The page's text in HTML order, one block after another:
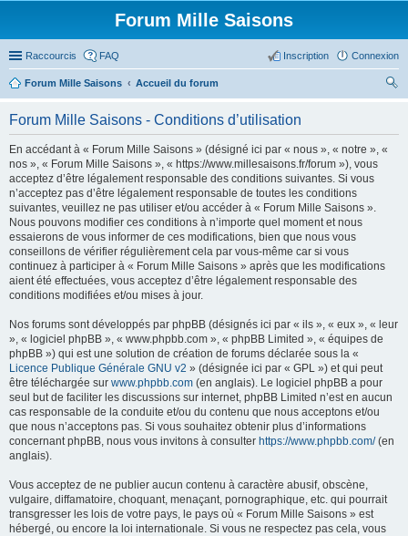
Forum Mille Saisons
Raccourcis FAQ Connexion
Inscription
Forum Mille Saisons
Accueil du forum
Forum Mille Saisons - Conditions d’utilisation
En accédant à « Forum Mille Saisons » (désigné ici par « nous », « notre », «
nos », « Forum Mille Saisons », « https://www.millesaisons.fr/forum »), vous
acceptez d’être légalement responsable des conditions suivantes. Si vous
n’acceptez pas d’être légalement responsable de toutes les conditions
suivantes, veuillez ne pas utiliser et/ou accéder à « Forum Mille Saisons ».
Nous pouvons modifier ces conditions à n’importe quel moment et nous
essaierons de vous informer de ces modifications, bien que nous vous
conseillons de vérifier régulièrement cela par vous-même car si vous
continuez à participer à « Forum Mille Saisons » après que les modifications
aient été effectuées, vous acceptez d’être légalement responsable des
conditions modifiées et/ou mises à jour.
Nos forums sont développés par phpBB (désignés ici par « ils », « eux », « leur
», « logiciel phpBB », « www.phpbb.com », « phpBB Limited », « équipes de
phpBB ») qui est une solution de création de forums déclarée sous la «
Licence Publique Générale GNU v2 » (désignée ici par « GPL ») et qui peut
être téléchargée sur www.phpbb.com (en anglais). Le logiciel phpBB a pour
seul but de faciliter les discussions sur internet, phpBB Limited n’est en aucun
cas responsable de la conduite et/ou du contenu que nous acceptons et/ou
que nous n’acceptons pas. Si vous souhaitez obtenir plus d’informations
concernant phpBB, nous vous invitons à consulter https://www.phpbb.com/(en
anglais).
Vous acceptez de ne publier aucun contenu à caractère abusif, obscène,
vulgaire, diffamatoire, choquant, menaçant, pornographique, etc. qui pourrait
transgresser les lois de votre pays, le pays où « Forum Mille Saisons » est
hébergé, ou encore la loi internationale. Si vous ne respectez pas cela, vous